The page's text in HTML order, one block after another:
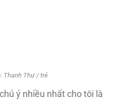
Thanh Thư / trẻ
ý nhiều nhất cho tôi là